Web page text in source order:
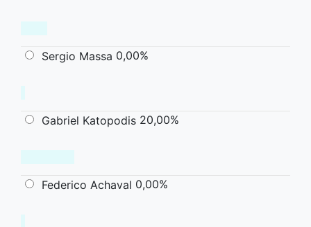
Sergio Massa 0,00%
Gabriel Katopodis 20,00%
Federico Achaval 0,00%